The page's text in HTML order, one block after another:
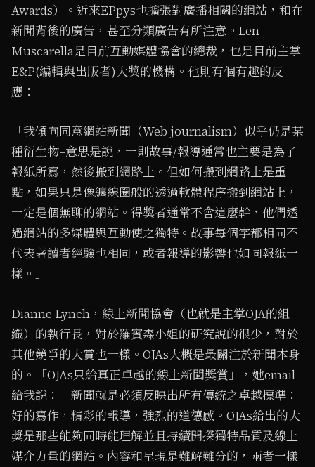
Awards）。近來EPpys也擴張對廣播相關的網站，和在
新聞背後的廣告，甚至分類廣告有所注意。Len
Muscarella是目前互動媒體協會的總裁，也是目前主掌
E&P(編輯與出版者)大獎的機構。他則有個有趣的反
應：
「我傾向同意網站新聞（Web journalism）似乎仍是某
種衍生物–意思是說，一則故事/報導通常也主要是為了
報紙所寫，然後搬到網路上。但如何搬到網路上是重
點，如果只是像纏線圈般的透過軟體程序搬到網站上，
一定是個無聊的網站。得獎者通常不會這麼幹，他們透
過網站的多媒體與互動使之獨特。故事每個字都相同不
代表著讀者經驗也相同，或者報導的影響也如同報紙一
樣。」
Dianne Lynch，線上新聞協會（也就是主掌OJA的組
織）的執行長，對於羅賓森小姐的研究說的很少，對於
其他競爭的大賞也一樣。OJAs大概是最關注於新聞本身
的。「OJAs只給真正卓越的線上新聞獎賞」，她email
給我說：「新聞就是必須反映出所有傳統之卓越標準：
好的寫作，精彩的報導，強烈的道德感。OJAs給出的大
獎是那些能夠同時能理解並且持續開探獨特品質及線上
媒介力量的網站。內容和呈現是難解難分的，兩者一樣